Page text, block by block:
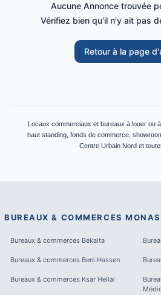
Aucune Annonce trouvée
Vérifiez bien qu'il n'y ait pas
Retour à la page
Locaux commerciaux et bureaux à louer ou
haut standing, fonds de commerce,
Centre Urbain Nord et
BUREAUX & COMMERCES
Bureaux & commerces Bekalta
Bureaux & commerces Beni Hassen
Bureaux & commerces Ksar Hellal